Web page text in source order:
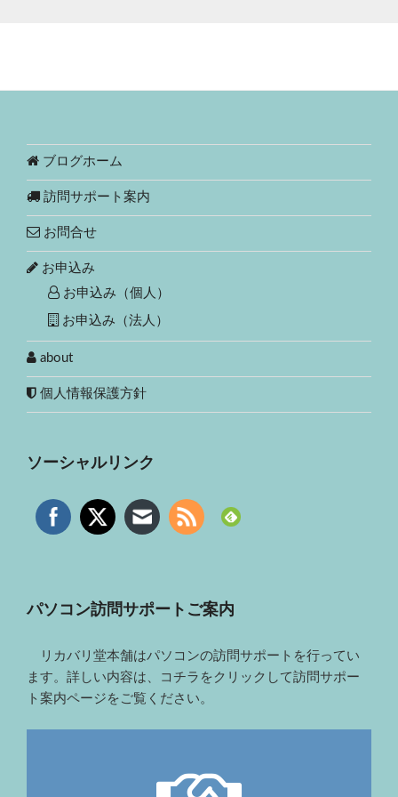
ブログホーム
訪問サポート案内
お問合せ
お申込み
お申込み（個人）
お申込み（法人）
about
個人情報保護方針
ソーシャルリンク
パソコン訪問サポートご案内
リカバリ堂本舗はパソコンの訪問サポートを行ってい
ます。詳しい内容は、コチラをクリックして訪問サポー
ト案内ページをご覧ください。